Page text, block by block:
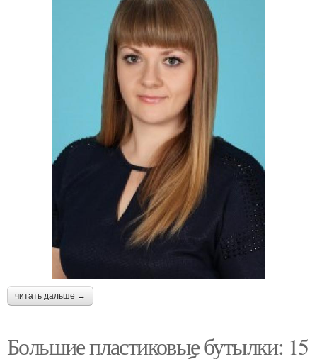
читать дальше →
Большие пластиковые бутылки: 15